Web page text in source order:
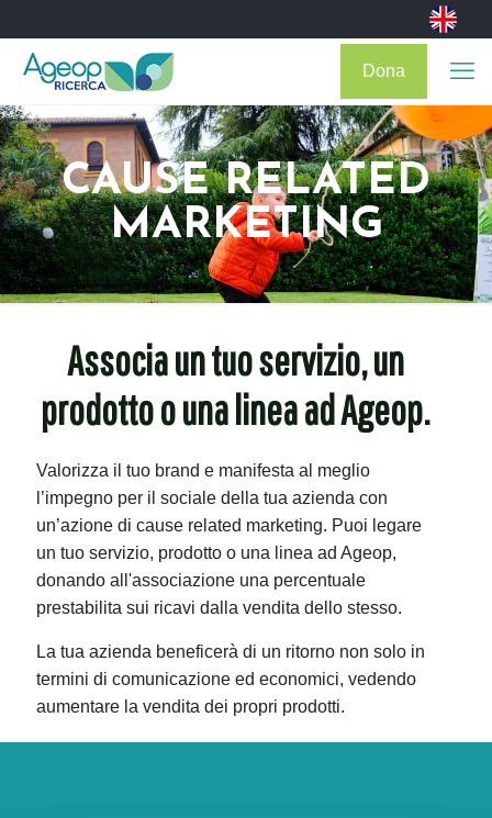
Dona
CAUSE RELATED
MARKETING
Associa un tuo servizio, un
prodotto o una linea ad Ageop.
Valorizza il tuo brand e manifesta al meglio
l’impegno per il sociale della tua azienda con
un’azione di cause related marketing. Puoi legare
un tuo servizio, prodotto o una linea ad Ageop,
donando all'associazione una percentuale
prestabilita sui ricavi dalla vendita dello stesso.
La tua azienda beneficerà di un ritorno non solo in
termini di comunicazione ed economici, vedendo
aumentare la vendita dei propri prodotti.